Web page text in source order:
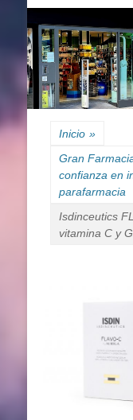
Inicio »
Gran
confianza en
parafarmacia
Isdinceutics
vitamina C y